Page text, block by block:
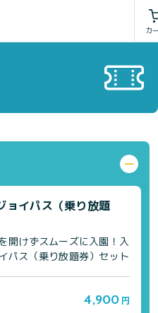
カ
特定商取引法に基づく表
ョイパス（乗り放題
開けずスムーズに入園！入
パス（乗り放題券）セット
4,900 円